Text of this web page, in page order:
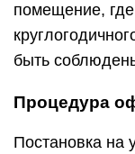
помещение,
быть
Процедура
Постановка на